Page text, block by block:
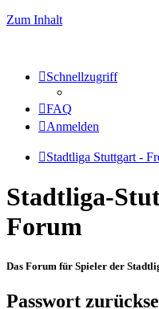
Zum Inhalt
Schnellzugriff
FAQ
Anmelden
Stadtliga Stuttgart -
Stadtliga-
Forum
Das Forum für Spieler der
Passwort